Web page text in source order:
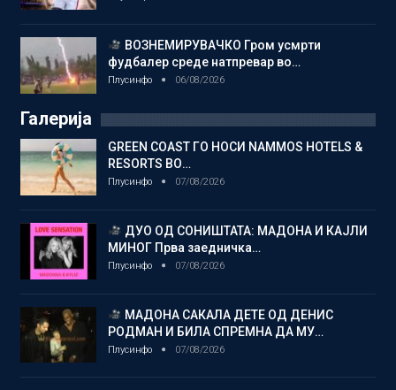
ВОЗНЕМИРУВАЧКО Гром усмрти
фудбалер среде натпревар во…
Плусинфо 06/08/2026
Галерија
GREEN COAST ГО НОСИ NAMMOS HOTELS &
RESORTS ВО…
Плусинфо 07/08/2026
ДУО ОД СОНИШТАТА: МАДОНА И КАЈЛИ
МИНОГ Прва заедничка…
Плусинфо 07/08/2026
МАДОНА САКАЛА ДЕТЕ ОД ДЕНИС
РОДМАН И БИЛА СПРЕМНА ДА МУ…
Плусинфо 07/08/2026